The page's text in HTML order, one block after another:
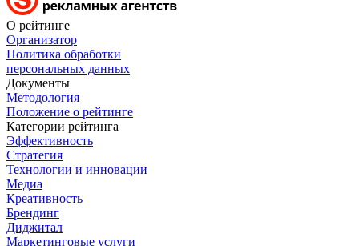
О рейтинге
Организатор
Политика обработки
персональных данных
Документы
Методология
Положение о рейтинге
Категории рейтинга
Эффективность
Стратегия
Технологии и инновации
Медиа
Креативность
Брендинг
Диджитал
Маркетинговые услуги